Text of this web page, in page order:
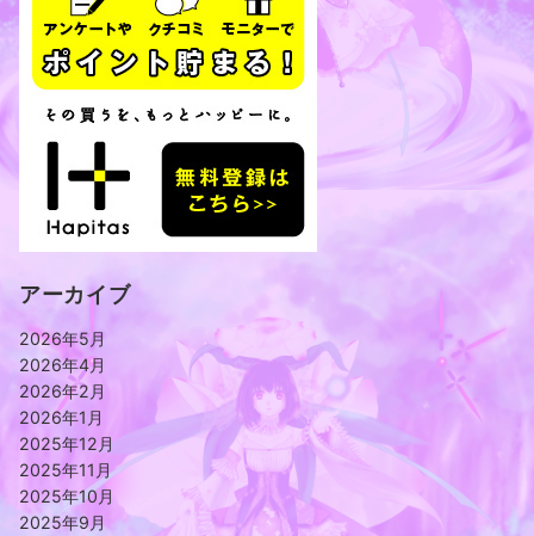
アーカイブ
2026年5月
2026年4月
2026年2月
2026年1月
2025年12月
2025年11月
2025年10月
2025年9月